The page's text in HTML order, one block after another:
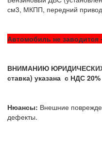
см3, МКПП, передний
Автомобиль не
ВНИМАНИЮ ЮРИДИЧЕСКИХ
ставка) указана с НДС 20%
Нюансы: Внешние
дефекты.